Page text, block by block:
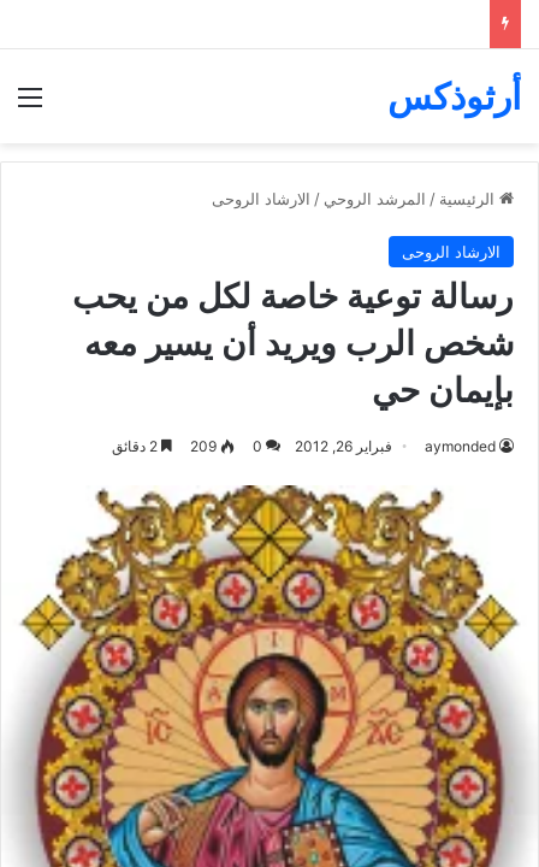
أرثوذكس
الرئيسية / المرشد الروحي / الارشاد الروحى
الارشاد الروحى
رسالة توعية خاصة لكل من يحب
شخص الرب ويريد أن يسير معه
بإيمان حي
aymonded فبراير 26, 2012 0
209